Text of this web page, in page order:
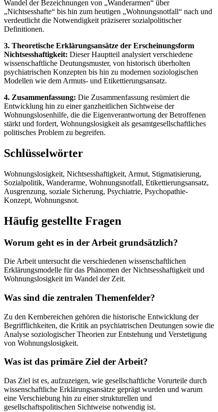
Wandel der Bezeichnungen von „Wanderarmen“ über
„Nichtsesshafte“ bis hin zum heutigen „Wohnungsnotfall“ nach und
verdeutlicht die Notwendigkeit präziserer sozialpolitischer
Definitionen.
3. Theoretische Erklärungsansätze der Erscheinungsform
Nichtsesshaftigkeit: Dieser Hauptteil analysiert verschiedene
wissenschaftliche Deutungsmuster, von historisch überholten
psychiatrischen Konzepten bis hin zu modernen soziologischen
Modellen wie dem Armuts- und Etikettierungsansatz.
4. Zusammenfassung: Die Zusammenfassung resümiert die
Entwicklung hin zu einer ganzheitlichen Sichtweise der
Wohnungslosenhilfe, die die Eigenverantwortung der Betroffenen
stärkt und fordert, Wohnungslosigkeit als gesamtgesellschaftliches
politisches Problem zu begreifen.
Schlüsselwörter
Wohnungslosigkeit, Nichtsesshaftigkeit, Armut, Stigmatisierung,
Sozialpolitik, Wanderarme, Wohnungsnotfall, Etikettierungsansatz,
Ausgrenzung, soziale Sicherung, Psychiatrie, Psychopathie-
Konzept, Wohnungsnot.
Häufig gestellte Fragen
Worum geht es in der Arbeit grundsätzlich?
Die Arbeit untersucht die verschiedenen wissenschaftlichen
Erklärungsmodelle für das Phänomen der Nichtsesshaftigkeit und
Wohnungslosigkeit im Wandel der Zeit.
Was sind die zentralen Themenfelder?
Zu den Kernbereichen gehören die historische Entwicklung der
Begrifflichkeiten, die Kritik an psychiatrischen Deutungen sowie die
Analyse soziologischer Theorien zur Entstehung und Verstetigung
von Wohnungslosigkeit.
Was ist das primäre Ziel der Arbeit?
Das Ziel ist es, aufzuzeigen, wie gesellschaftliche Vorurteile durch
wissenschaftliche Erklärungsansätze geprägt wurden und warum
eine Verschiebung hin zu einer strukturellen und
gesellschaftspolitischen Sichtweise notwendig ist.